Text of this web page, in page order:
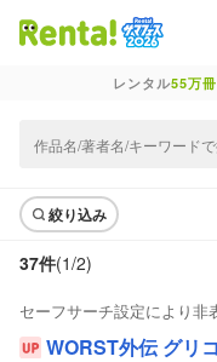
レンタル55万冊
絞り込み
37件(1/2)
セーフサーチ設定により非
WORST外伝 グリコ